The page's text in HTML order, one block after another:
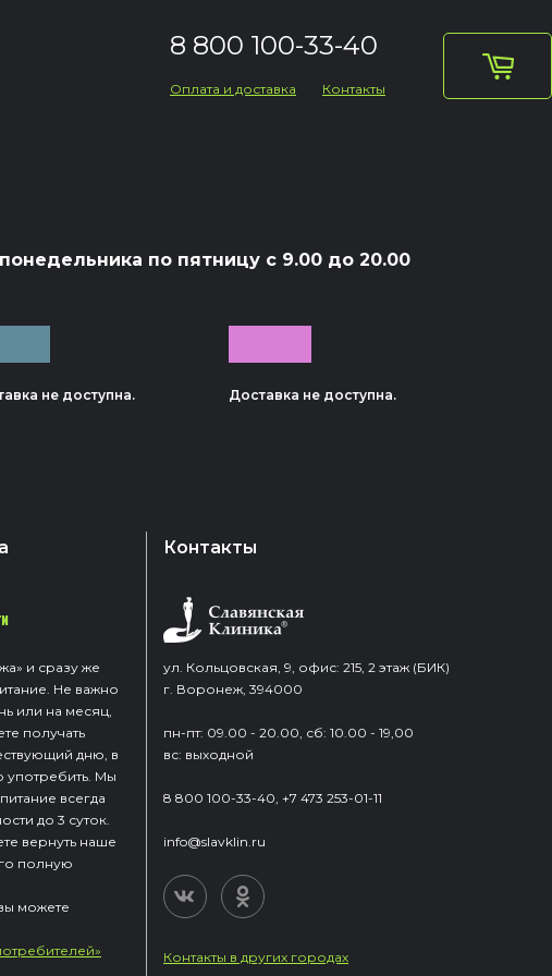
8 800 100-33-40
Оплата и доставка Контакты
по пятницу с 9.00 до 20.00
не доступна. Доставка не доступна.
и сразу же
Не важно
или на месяц,
получать
дню, в
употребить. Мы
всегда
до 3 суток.
вернуть наше
полную
можете
Контакты
ул. Кольцовская, 9, офис: 215, 2 этаж (БИК)
г. Воронеж, 394000
пн-пт: 09.00 - 20.00, сб: 10.00 - 19,00
вс: выходной
8 800 100-33-40, +7 473 253-01-11
info@slavklin.ru
Контакты в других городах